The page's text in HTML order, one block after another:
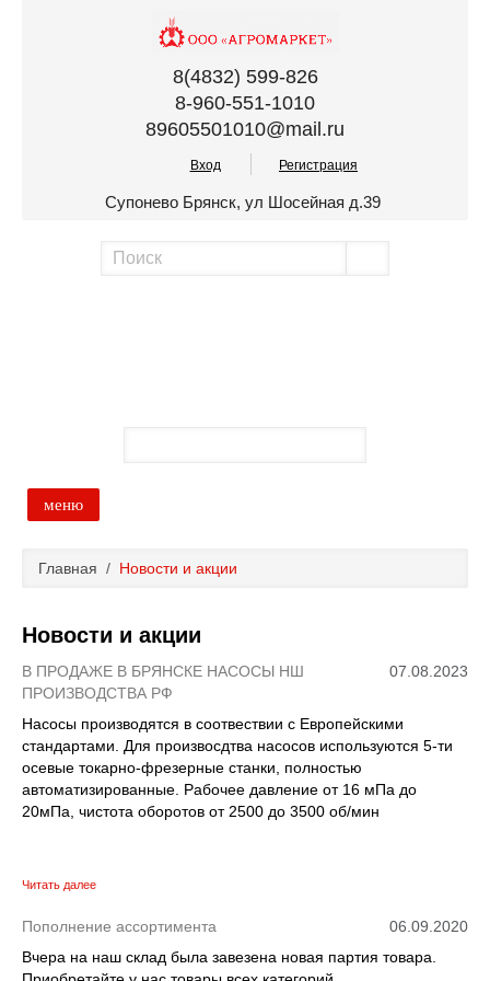
8(4832) 599-826
8-960-551-1010
89605501010@mail.ru
Вход Регистрация
Супонево Брянск, ул Шосейная д.39
меню
Новости и акции
Главная / Новости и акции
Новости и акции
07.08.2023
В ПРОДАЖЕ В БРЯНСКЕ НАСОСЫ НШ
ПРОИЗВОДСТВА РФ
Насосы производятся в соотвествии с Европейскими
стандартами. Для произвосдтва насосов используются 5-ти
осевые токарно-фрезерные станки, полностью
автоматизированные. Рабочее давление от 16 мПа до
20мПа, чистота оборотов от 2500 до 3500 об/мин
Читать далее
06.09.2020
Пополнение ассортимента
Вчера на наш склад была завезена новая партия товара.